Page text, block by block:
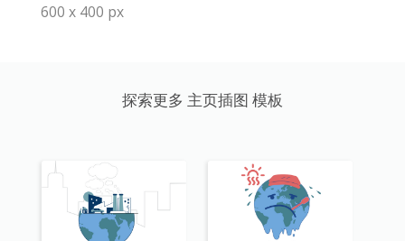
600 x 400 px
探索更多 主页插图 模板